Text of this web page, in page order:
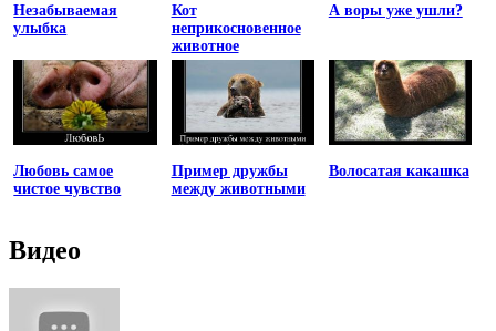
Незабываемая
улыбка
Кот
неприкосновенное
животное
А воры уже ушли?
Любовь самое
чистое чувство
Пример дружбы
между животными
Волосатая какашка
Видео